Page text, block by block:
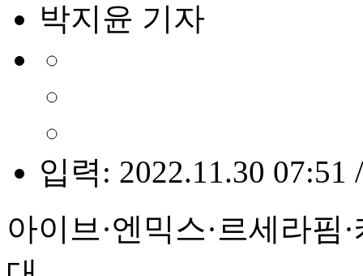
박지윤 기자
입력: 2022.11.30 07:51
아이브·엔믹스·르세라핌